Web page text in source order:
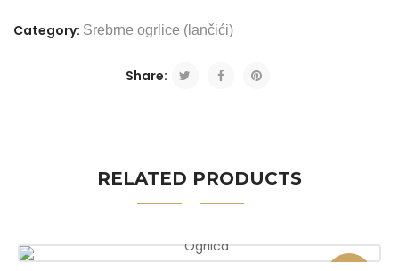
Category: Srebrne ogrlice (lančići)
Share:
RELATED PRODUCTS